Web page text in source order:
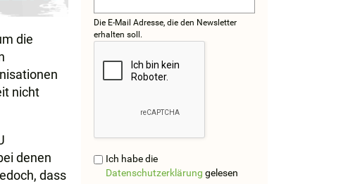
die
nicht
denen
dass
Die E-Mail Adresse, die den Newsletter
erhalten soll.
Ich habe die
Datenschutzerklärung gelesen